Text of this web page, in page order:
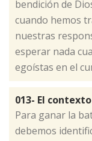
bendición de
cuando hemos
nuestras
esperar nada
egoístas en el
013- El
​Para ganar la
debemos